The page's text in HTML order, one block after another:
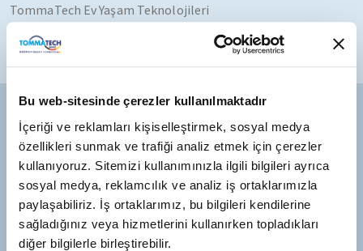
Bu web-sitesinde çerezler kullanılmaktadır
İçeriği ve reklamları kişiselleştirmek, sosyal medya
özellikleri sunmak ve trafiği analiz etmek için çerezler
kullanıyoruz. Sitemizi kullanımınızla ilgili bilgileri ayrıca
sosyal medya, reklamcılık ve analiz iş ortaklarımızla
paylaşabiliriz. İş ortaklarımız, bu bilgileri kendilerine
sağladığınız veya hizmetlerini kullanırken topladıkları
diğer bilgilerle birleştirebilir.
TommaTech Ev Yaşam Teknolojileri
Türkiye Adresi
Antalya Organize Sanayi Bölgesi 3. Kısım 35. Cadde No:2
Antalya/Türkiye